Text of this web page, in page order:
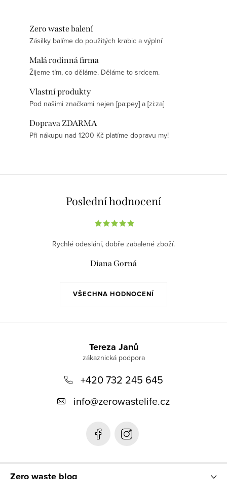
Zero waste balení
Zásilky balíme do použitých krabic a výplní
Malá rodinná firma
Žijeme tím, co děláme. Děláme to srdcem.
Vlastní produkty
Pod našimi značkami nejen [pa:pey] a [zi:za]
Doprava ZDARMA
Při nákupu nad 1200 Kč platíme dopravu my!
Poslední hodnocení
VŠECHNA HODNOCENÍ
Rychlé odeslání, dobře zabalené zboží.
Diana Gorná
Tereza Janů
+420 732 245 645
info@zerowastelife.cz